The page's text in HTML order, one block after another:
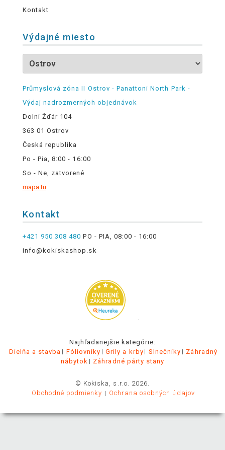
Kontakt
Výdajné miesto
Průmyslová zóna II Ostrov - Panattoni North Park -
Výdaj nadrozmerných objednávok
Dolní Žďár 104
363 01 Ostrov
Česká republika
Po - Pia, 8:00 - 16:00
So - Ne, zatvorené
mapa tu
Kontakt
+421 950 308 480 PO - PIA, 08:00 - 16:00
info@kokiskashop.sk
.
Najhľadanejšie kategórie:
Dielňa a stavba
Fóliovníky Grily a krby Slnečníky
Záhradný
nábytok
Záhradné párty stany
© Kokiska, s.r.o. 2026.
Obchodné podmienky
Ochrana osobných údajov